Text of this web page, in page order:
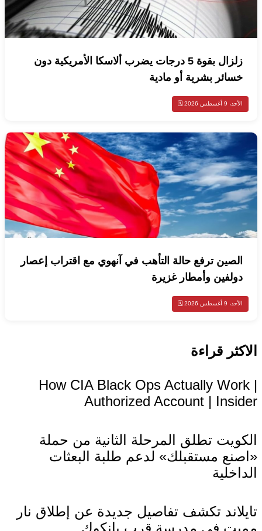
زلزال بقوة 5 درجات يضرب ألاسكا الأمريكية دون
خسائر بشرية أو مادية
الأحد، 9 أغسطس 2026 🗓️
الصين ترفع حالة التأهب في آنهوي مع اقتراب إعصار
دولفين وأمطار غزيرة
الأحد، 9 أغسطس 2026 🗓️
الاكثر قراءة
How CIA Black Ops Actually Work |
Authorized Account | Insider
الكويت تطلق المرحلة الثانية من حملة
«اصنع مستقبلك» لدعم طلبة البعثات
الداخلية
تايلاند تكشف تفاصيل جديدة عن إطلاق نار